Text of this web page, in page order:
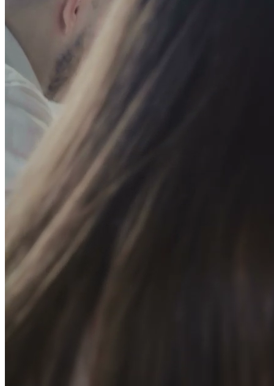
程式化與後台製作
我們開發後台力求精簡好用，讓客戶第一次使用就上手。
STEP-4
上架與維護
提供後台測試點，校對後正式上架，
主動遞交網站sitemap提供搜尋引擎蒐錄。